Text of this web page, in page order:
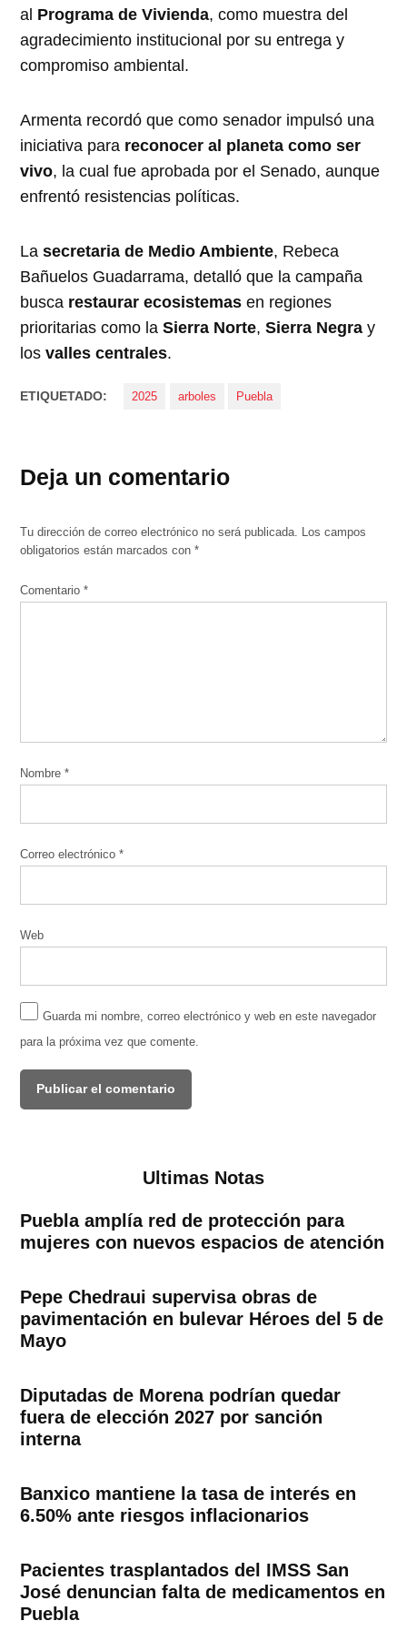
al Programa de Vivienda, como muestra del
agradecimiento institucional por su entrega y
compromiso ambiental.
Armenta recordó que como senador impulsó una
iniciativa para reconocer al planeta como ser
vivo, la cual fue aprobada por el Senado, aunque
enfrentó resistencias políticas.
Lasecretaria de Medio Ambiente, Rebeca
Bañuelos Guadarrama, detalló que la campaña
busca restaurar ecosistemas en regiones
prioritarias como laSierra Norte,Sierra Negra y
losvalles centrales.
ETIQUETADO: 2025 arboles Puebla
Deja un comentario
Tu dirección de correo electrónico no será publicada. Los campos
obligatorios están marcados con*
Comentario*
Nombre*
Correo electrónico*
Web
Guarda mi nombre, correo electrónico y web en este navegador
para la próxima vez que comente.
Ultimas Notas
Puebla amplía red de protección para
mujeres con nuevos espacios de atención
Pepe Chedraui supervisa obras de
pavimentación en bulevar Héroes del 5 de
Mayo
Diputadas de Morena podrían quedar
fuera de elección 2027 por sanción
interna
Banxico mantiene la tasa de interés en
6.50% ante riesgos inflacionarios
Pacientes trasplantados del IMSS San
José denuncian falta de medicamentos en
Puebla